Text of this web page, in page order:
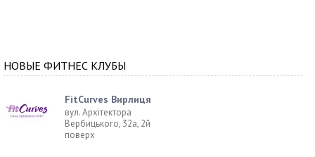
НОВЫЕ ФИТНЕС КЛУБЫ
FitCurves Вирлиця
вул. Архітектора
Вербицького, 32а, 2й
поверх